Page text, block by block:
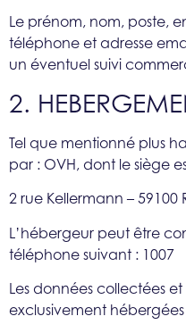
Le prénom, nom, poste,
téléphone et adresse
un éventuel suivi
2.
Tel que mentionné plus
par : OVH, dont le siège
2 rue Kellermann – 59100
L’hébergeur peut être
téléphone suivant : 1007
Les données collectées
exclusivement